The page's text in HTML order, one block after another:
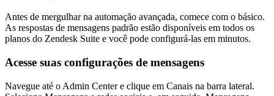
Antes de mergulhar na automação avançada, comece com o básico.
As respostas de mensagens padrão estão disponíveis em todos os
planos do Zendesk Suite e você pode configurá-las em minutos.
Acesse suas configurações de mensagens
Navegue até o Admin Center e clique em Canais na barra lateral.